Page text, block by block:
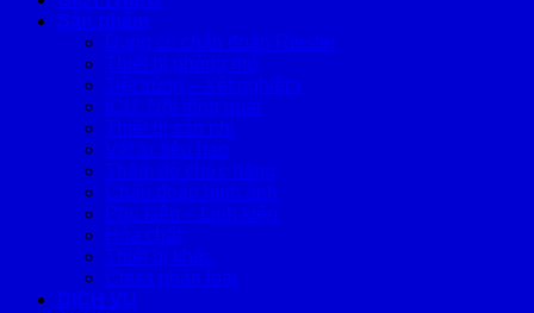
Sản phẩm
Dụng cụ chẩn đoán Riester
Thiết bị phòng mổ
Tiệt trùng – Xét nghiệm
ICU, Nội tổng quát
Thiết bị sản nhi
Vật tư tiêu hao
Thăm dò chức năng
Chẩn đoán hình ảnh
Phụ kiện – Linh kiện
Hóa chất
Thiết bị khác
Chưa phân loại
DỊCH VỤ